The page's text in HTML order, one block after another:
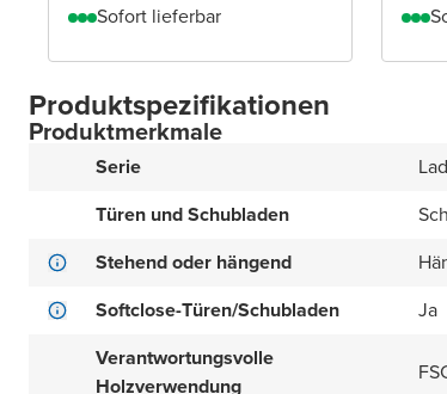
Sofort lieferbar
Produktspezifikationen
Produktmerkmale
Serie
Türen und Schubladen
Stehend oder hängend
Softclose-Türen/Schubladen
Ja
Verantwortungsvolle
Holzverwendung